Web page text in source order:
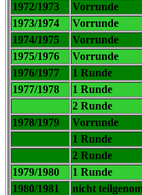
1972/1973
Vorrunde
1973/1974
Vorrunde
1974/1975
Vorrunde
1975/1976
Vorrunde
1976/1977
1 Runde
1977/1978
1 Runde
2 Runde
1978/1979
Vorrunde
1 Runde
2 Runde
1979/1980
1 Runde
1980/1981
nicht